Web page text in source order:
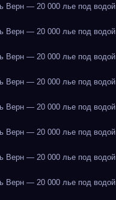
Верн — 20 000 лье под водой
Верн — 20 000 лье под водой
Верн — 20 000 лье под водой
Верн — 20 000 лье под водой
Верн — 20 000 лье под водой
Верн — 20 000 лье под водой
Верн — 20 000 лье под водой
Верн — 20 000 лье под водой